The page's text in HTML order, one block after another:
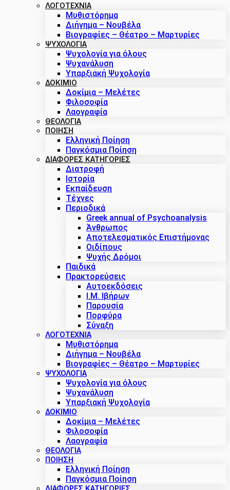
ΛΟΓΟΤΕΧΝΙΑ
Μυθιστόρημα
Διήγημα – Νουβέλα
Βιογραφίες – Θέατρο – Μαρτυρίες
ΨΥΧΟΛΟΓΙΑ
Ψυχολογία για όλους
Ψυχανάλυση
Υπαρξιακή Ψυχολογία
ΔΟΚΊΜΙΟ
Δοκίμια – Μελέτες
Φιλοσοφία
Λαογραφία
ΘΕΟΛΟΓΙΑ
ΠΟΙΗΣΗ
Ελληνική Ποίηση
Παγκόσμια Ποίηση
ΔΙΑΦΟΡΕΣ ΚΑΤΗΓΟΡΙΕΣ
Διατροφή
Ιστορία
Εκπαίδευση
Τέχνες
Περιοδικά
Greek annual of Psychoanalysis
Άνθρωπος
Αποτελεσματικός Επιστήμονας
Οιδίπους
Ψυχής Δρόμοι
Παιδικά
Πρακτoρεύσεις
Αυτοεκδόσεις
Ι.Μ. Ιβήρων
Παρουσία
Πορφύρα
Σύναξη
ΛΟΓΟΤΕΧΝΙΑ
Μυθιστόρημα
Διήγημα – Νουβέλα
Βιογραφίες – Θέατρο – Μαρτυρίες
ΨΥΧΟΛΟΓΙΑ
Ψυχολογία για όλους
Ψυχανάλυση
Υπαρξιακή Ψυχολογία
ΔΟΚΊΜΙΟ
Δοκίμια – Μελέτες
Φιλοσοφία
Λαογραφία
ΘΕΟΛΟΓΙΑ
ΠΟΙΗΣΗ
Ελληνική Ποίηση
Παγκόσμια Ποίηση
ΔΙΑΦΟΡΕΣ ΚΑΤΗΓΟΡΙΕΣ